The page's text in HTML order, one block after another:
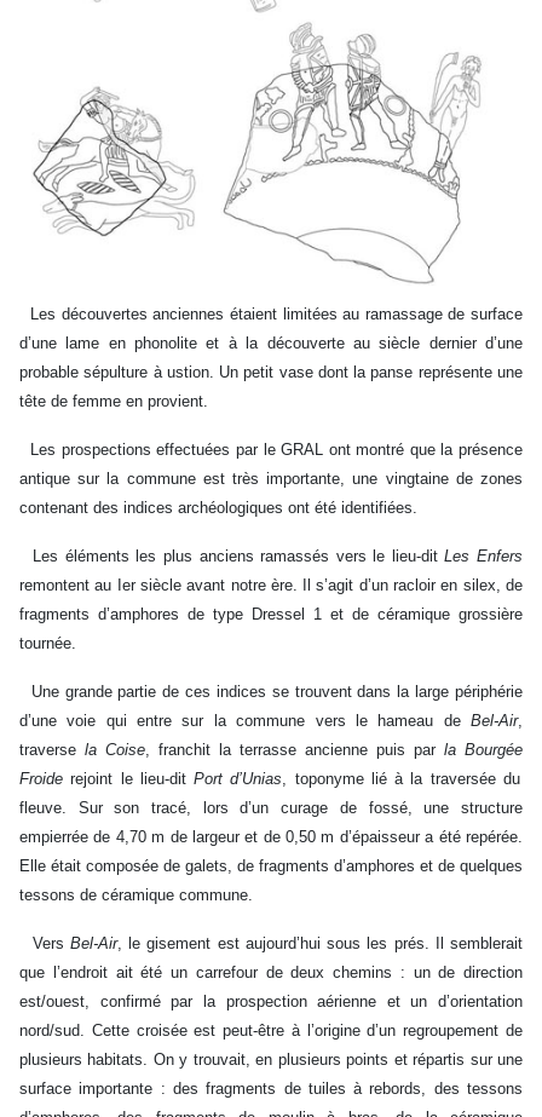
Les découvertes anciennes étaient limitées au ramassage de surface
d’une lame en phonolite et à la découverte au siècle dernier d’une
probable sépulture à ustion. Un petit vase dont la panse représente une
tête de femme en provient.
Les prospections effectuées par le GRAL ont montré que la présence
antique sur la commune est très importante, une vingtaine de zones
contenant des indices archéologiques ont été identifiées.
Les éléments les plus anciens ramassés vers le lieu-ditLes Enfers
remontent au Ier siècle avant notre ère. Il s’agit d’un racloir en silex, de
fragments d’amphores de type Dressel 1 et de céramique grossière
tournée.
Une grande partie de ces indices se trouvent dans la large périphérie
d’une voie qui entre sur la commune vers le hameau de Bel-Air,
traverse la Coise, franchit la terrasse ancienne puis par la Bourgée
Froide rejoint le lieu-dit Port d’Unias, toponyme lié à la traversée du
fleuve. Sur son tracé, lors d’un curage de fossé, une structure
empierrée de 4,70 m de largeur et de 0,50 m d’épaisseur a été repérée.
Elle était composée de galets, de fragments d’amphores et de quelques
tessons de céramique commune.
Vers Bel-Air, le gisement est aujourd’hui sous les prés. Il semblerait
que l’endroit ait été un carrefour de deux chemins : un de direction
est/ouest, confirmé par la prospection aérienne et un d’orientation
nord/sud. Cette croisée est peut-être à l’origine d’un regroupement de
plusieurs habitats. On y trouvait, en plusieurs points et répartis sur une
surface importante : des fragments de tuiles à rebords, des tessons